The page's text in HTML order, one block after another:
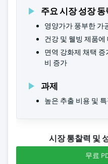
주요 시장 성장 동
영양가가 풍부한 가
건강 및 웰빙 제품에
면역 강화제 채택
비 증가
과제
높은 추출 비용 및
시장 통찰력 및
무료